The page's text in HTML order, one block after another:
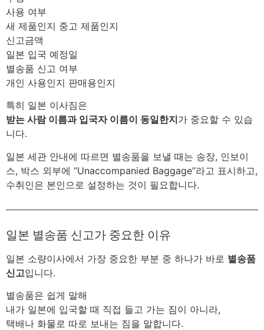
사용 여부
새 제품인지 중고 제품인지
신고금액
일본 입국 예정일
별송품 신고 여부
개인 사용인지 판매용인지
특히 일본 이사짐은
받는 사람 이름과 입국자 이름이 동일한지가 중요할 수 있습
니다.
일본 세관 안내에 따르면 별송품을 보낼 때는 송장, 인보이
스, 박스 외부에 “Unaccompanied Baggage”라고 표시하고,
수취인은 본인으로 설정하는 것이 필요합니다.
일본 별송품 신고가 중요한 이유
일본 소량이사에서 가장 중요한 부분 중 하나가 바로 별송품
신고입니다.
별송품은 쉽게 말해
내가 일본에 입국할 때 직접 들고 가는 짐이 아니라,
택배나 화물로 따로 보내는 짐을 말합니다.